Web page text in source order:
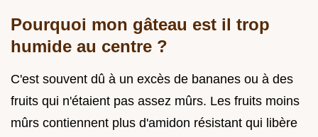
Pourquoi mon gâteau est il trop
humide au centre ?
C'est souvent dû à un excès de bananes ou à des
fruits qui n'étaient pas assez mûrs. Les fruits moins
mûrs contiennent plus d'amidon résistant qui libère